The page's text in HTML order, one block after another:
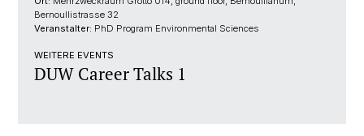
Bernoullistrasse 32
Veranstalter: PhD Program Environmental Sciences
WEITERE EVENTS
DUW Career Talks 1